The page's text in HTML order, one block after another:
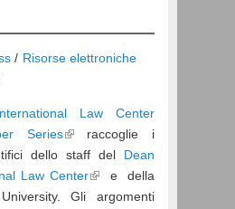
Risorse elettroniche
Law Center
Series
raccoglie i
dello staff del Dean
Law Center
e della
Gli argomenti